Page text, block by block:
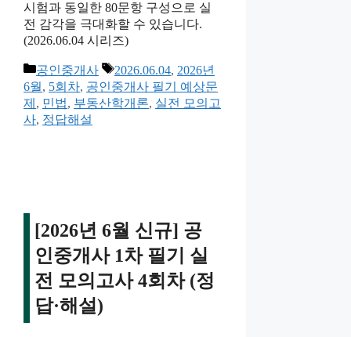
시험과 동일한 80문항 구성으로 실
전 감각을 극대화할 수 있습니다.
(2026.06.04 시리즈)
카
테
고
리
공인중개사
태
그
2026.06.04, 2026년
6월, 5회차, 공인중개사 필기 예상문
제 , 민법, 부동산학개론, 실전 모의고
사, 정답해설
[2026년 6월 신규] 공
인중개사 1차 필기 실
전 모의고사 4회차 (정
답·해설)